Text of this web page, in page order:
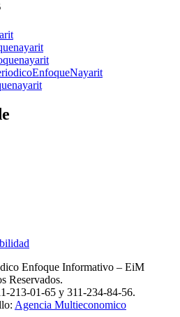
Enfoque Informativo – EiM
Reservados.
213-01-65 y 311-234-84-56.
Agencia Multieconomico